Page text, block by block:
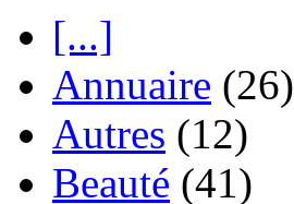
[...]
Annuaire (26)
Autres (12)
Beauté (41)